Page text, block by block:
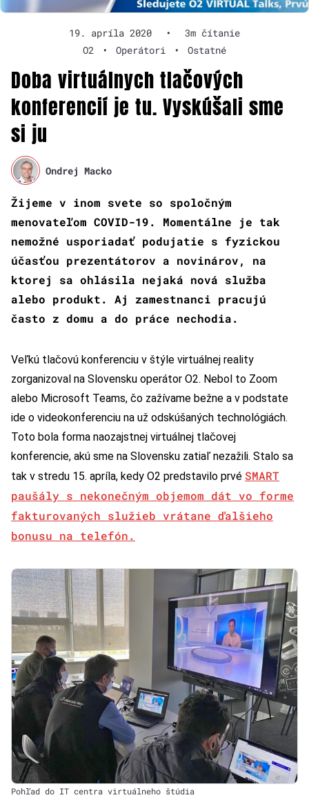
19. apríla 2020 •
3m čítanie
O2
• Operátori • Ostatné
Doba virtuálnych tlačových
konferencií je tu. Vyskúšali sme
si ju
Ondrej Macko
Žijeme v inom svete so spoločným
menovateľom COVID-19. Momentálne je tak
nemožné usporiadať podujatie s fyzickou
účasťou prezentátorov a novinárov, na
ktorej sa ohlásila nejaká nová služba
alebo produkt. Aj zamestnanci pracujú
často z domu a do práce nechodia.
Veľkú tlačovú konferenciu v štýle virtuálnej reality
zorganizoval na Slovensku operátor O2. Nebol to Zoom
alebo Microsoft Teams, čo zažívame bežne a v podstate
ide o videokonferenciu na už odskúšaných technológiách.
Toto bola forma naozajstnej virtuálnej tlačovej
konferencie, akú sme na Slovensku zatiaľ nezažili. Stalo sa
tak v stredu 15. apríla, kedy O2 predstavilo prvé SMART
paušály s nekonečným objemom dát vo forme
fakturovaných služieb vrátane ďalšieho
bonusu na telefón.
Pohľad do IT centra virtuálneho štúdia